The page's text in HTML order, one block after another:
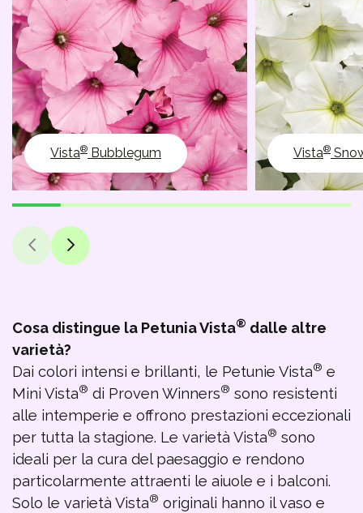
Vista®Bubblegum Vista®
Cosa distingue la Petunia Vista® dalle altre
varietà?
Dai colori intensi e brillanti, le Petunie Vista® e
Mini Vista® di Proven Winners® sono resistenti
alle intemperie e offrono prestazioni eccezionali
per tutta la stagione. Le varietà Vista® sono
ideali per la cura del paesaggio e rendono
particolarmente attraenti le aiuole e i balconi.
Solo le varietà Vista® originali hanno il vaso e